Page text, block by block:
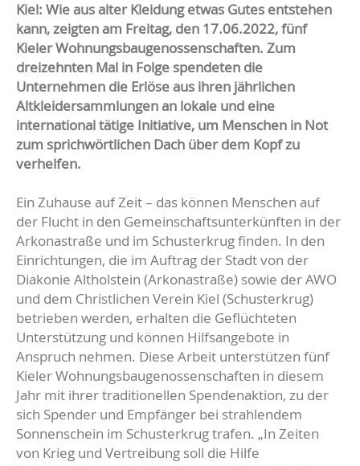
Kiel: Wie aus alter Kleidung etwas Gutes entstehen
kann, zeigten am Freitag, den 17.06.2022, fünf
Kieler Wohnungsbaugenossenschaften. Zum
dreizehnten Mal in Folge spendeten die
Unternehmen die Erlöse aus ihren jährlichen
Altkleidersammlungen an lokale und eine
international tätige Initiative, um Menschen in Not
zum sprichwörtlichen Dach über dem Kopf zu
verhelfen.
Ein Zuhause auf Zeit – das können Menschen auf
der Flucht in den Gemeinschaftsunterkünften in der
Arkonastraße und im Schusterkrug finden. In den
Einrichtungen, die im Auftrag der Stadt von der
Diakonie Altholstein (Arkonastraße) sowie der AWO
und dem Christlichen Verein Kiel (Schusterkrug)
betrieben werden, erhalten die Geflüchteten
Unterstützung und können Hilfsangebote in
Anspruch nehmen. Diese Arbeit unterstützen fünf
Kieler Wohnungsbaugenossenschaften in diesem
Jahr mit ihrer traditionellen Spendenaktion, zu der
sich Spender und Empfänger bei strahlendem
Sonnenschein im Schusterkrug trafen. „In Zeiten
von Krieg und Vertreibung soll die Hilfe